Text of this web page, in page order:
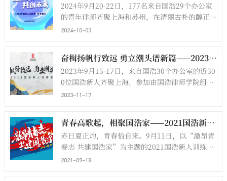
2024年9月20-22日，177名来自国浩29个办公室
的青年律师齐聚上海和苏州，在清丽古朴的醇正水
乡同里，参加由国浩律师学院组织的为期两天
2024-10-03
奋楫扬帆行致远 勇立潮头谱新篇——2023国浩新人训练营圆满落幕
2023年9月15-17日，来自国浩30个办公室的近30
0位国浩新人齐聚上海，参加由国浩律师学院组织
的为期三天的2023国浩新人训练集中团建暨结业
2023-11-17
青春高歌起，相聚国浩家——2021国浩新人训练营圆满落幕
赤日夏正灼，青春恰自来。9月11日，以“激昂青
春志 共建国浩家”为主题的2021国浩新人训练营
结业典礼隆重举行，来自全国各地的五百余名国浩
2021-09-18